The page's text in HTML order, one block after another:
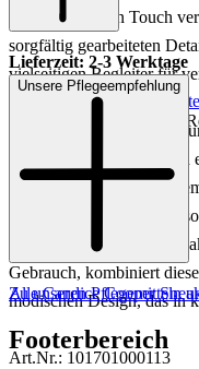
einen exklusiven Touch
sorgfältig gearbeiteten
vielseitigen Begleiter für
Der Sneaker bietet nicht
Absatzhöhe von 2 cm
optimalen Halt und
Innenfutter und die
Tragegefühl und
Gebrauch, kombiniert
modischen Design, das in
Art.Nr.: 101701000113
Lieferzeit: 2-3 Werktage
Keine Versandkosten:
Einfache und Kostenlose
Unsere Pflegeempfehlung
Zu unseren Pflegemitteln
Alle Candice Cooper
Footerbereich